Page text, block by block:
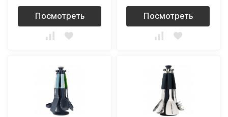
Посмотреть Посмотреть